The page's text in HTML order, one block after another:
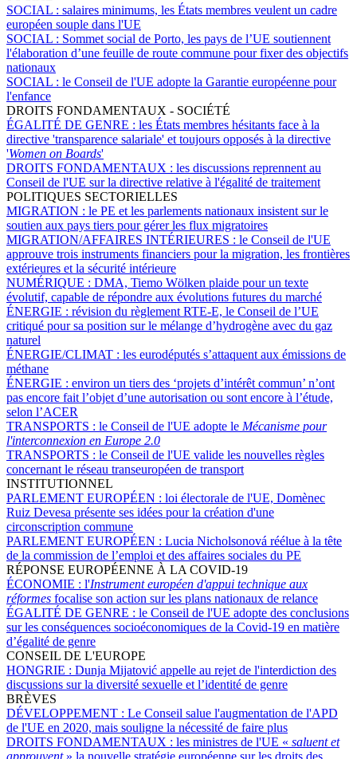
SOCIAL : salaires minimums, les États membres veulent un cadre
européen souple dans l'UE
SOCIAL : Sommet social de Porto, les pays de l’UE soutiennent
l'élaboration d’une feuille de route commune pour fixer des objectifs
nationaux
SOCIAL : le Conseil de l'UE adopte la Garantie européenne pour
l'enfance
DROITS FONDAMENTAUX - SOCIÉTÉ
ÉGALITÉ DE GENRE : les États membres hésitants face à la
directive 'transparence salariale' et toujours opposés à la directive
'Women on Boards'
DROITS FONDAMENTAUX : les discussions reprennent au
Conseil de l'UE sur la directive relative à l'égalité de traitement
POLITIQUES SECTORIELLES
MIGRATION : le PE et les parlements nationaux insistent sur le
soutien aux pays tiers pour gérer les flux migratoires
MIGRATION/AFFAIRES INTÉRIEURES : le Conseil de l'UE
approuve trois instruments financiers pour la migration, les frontières
extérieures et la sécurité intérieure
NUMÉRIQUE : DMA, Tiemo Wölken plaide pour un texte
évolutif, capable de répondre aux évolutions futures du marché
ÉNERGIE : révision du règlement RTE-E, le Conseil de l’UE
critiqué pour sa position sur le mélange d’hydrogène avec du gaz
naturel
ÉNERGIE/CLIMAT : les eurodéputés s’attaquent aux émissions de
méthane
ÉNERGIE : environ un tiers des ‘projets d’intérêt commun’ n’ont
pas encore fait l’objet d’une autorisation ou sont encore à l’étude,
selon l’ACER
TRANSPORTS : le Conseil de l'UE adopte le Mécanisme pour
l'interconnexion en Europe 2.0
TRANSPORTS : le Conseil de l'UE valide les nouvelles règles
concernant le réseau transeuropéen de transport
INSTITUTIONNEL
PARLEMENT EUROPÉEN : loi électorale de l'UE, Domènec
Ruiz Devesa présente ses idées pour la création d'une
circonscription commune
PARLEMENT EUROPÉEN : Lucia Nicholsonová réélue à la tête
de la commission de l’emploi et des affaires sociales du PE
RÉPONSE EUROPÉENNE À LA COVID-19
ÉCONOMIE : l'Instrument européen d'appui technique aux
réformes focalise son action sur les plans nationaux de relance
ÉGALITÉ DE GENRE : le Conseil de l'UE adopte des conclusions
sur les conséquences socioéconomiques de la Covid-19 en matière
d’égalité de genre
CONSEIL DE L'EUROPE
HONGRIE : Dunja Mijatović appelle au rejet de l'interdiction des
discussions sur la diversité sexuelle et l’identité de genre
BRÈVES
DÉVELOPPEMENT : Le Conseil salue l'augmentation de l'APD
de l'UE en 2020, mais souligne la nécessité de faire plus
DROITS FONDAMENTAUX : les ministres de l'UE « saluent et
approuvent» la nouvelle stratégie européenne sur les droits des